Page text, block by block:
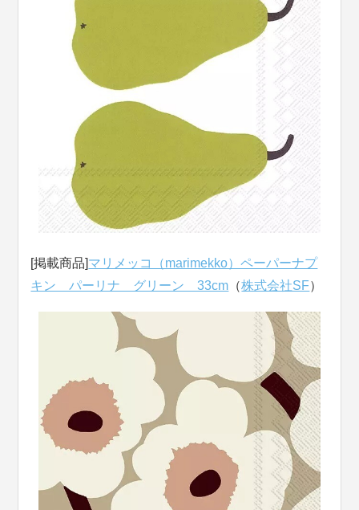
[掲載商品]マリメッコ（marimekko）ペーパーナプ
キン パーリナ グリーン 33cm （株式会社SF）